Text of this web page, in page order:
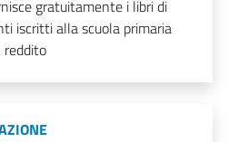
gratuitamente i libri di
iscritti alla scuola primaria